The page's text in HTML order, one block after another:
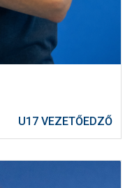
U17 VEZETŐEDZŐ